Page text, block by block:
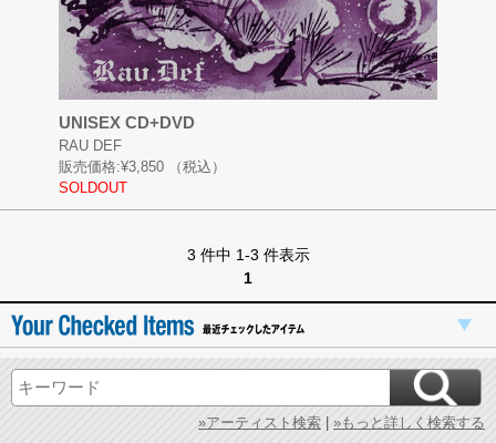
UNISEX CD+DVD
RAU DEF
販売価格:¥3,850
（税込）
SOLDOUT
3 件中 1-3 件表示
1
»アーティスト検索 | »もっと詳しく検索する